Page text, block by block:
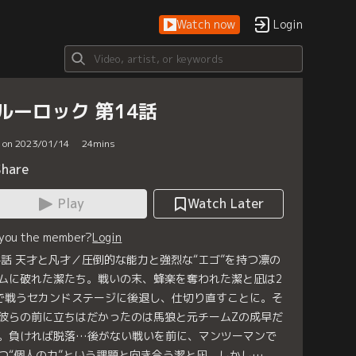
Watch now Login
ーロック 第14話
on 2023/01/14 24mins
Play
Watch Later
the member?Login
天才と凡才／圧倒的な能力と強烈な“エゴ”を持つ凛の
に破れた潔たち。戦いの末、蜂楽を奪われた潔と凪は2
戦うセカンドステージに後退し、仕切り直すことに。そ
らの前に立ちはだかったのは馬狼と元チームZの成早だ
負ければ脱落…後がない戦いを前に、マンツーマンで